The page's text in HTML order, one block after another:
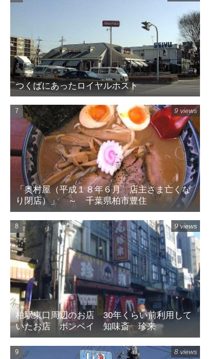
つくばにあったロイヤルホスト
「奥村屋（平成１８年６月 店主さま亡くな
り閉店）」 ～ 千葉県柏市豊住
9 views
柏駅東口周辺のお店 30年くらい前利用して
いたお店 ボンベイ 知味斎 珍来
9 views
8 views